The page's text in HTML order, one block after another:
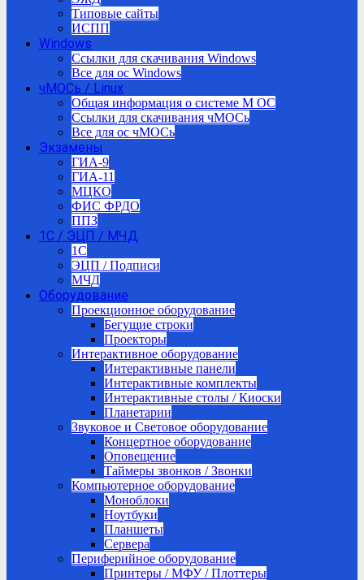
Типовые сайты
ИСПП
Windows
Ссылки для скачивания Windows
Все для ос Windows
чМОСь / Linux
Общая информация о системе М ОС
Ссылки для скачивания чМОСь
Все для ос чМОСь
Экзамены
ГИА-9
ГИА-11
МЦКО
ФИС ФРДО
ППЗ
1С / ЭЦП / МЧД
1C
ЭЦП / Подписи
МЧД
Оборудование
Проекционное оборудование
Бегущие строки
Проекторы
Интерактивное оборудование
Интерактивные панели
Интерактивные комплекты
Интерактивные столы / Киоски
Планетарии
Звуковое и Световое оборудование
Концертное оборудование
Оповещение
Таймеры звонков / Звонки
Компьютерное оборудование
Моноблоки
Ноутбуки
Планшеты
Сервера
Периферийное оборудование
Принтеры / МФУ / Плоттеры